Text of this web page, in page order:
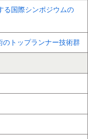
る国際シンポジウムの
のトップランナー技術群